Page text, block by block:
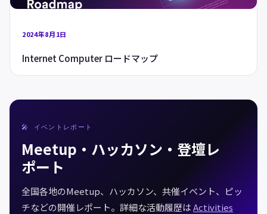
2024年8月1日
Internet Computer ロードマップ
🎤 イベントレポート
Meetup・ハッカソン・登壇レ
ポート
全国各地のMeetup、ハッカソン、共催イベント、ピッ
チなどの開催レポート。詳細な活動履歴はActivities